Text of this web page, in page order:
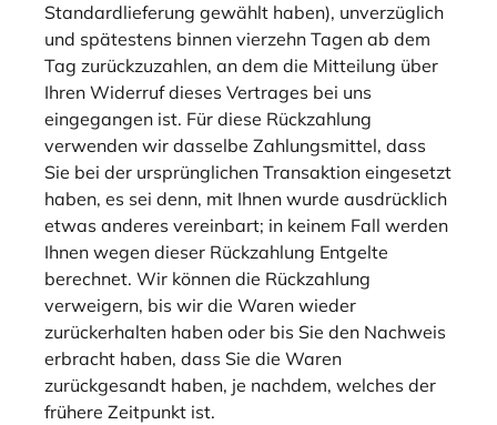
Standardlieferung gewählt haben), unverzüglich
und spätestens binnen vierzehn Tagen ab dem
Tag zurückzuzahlen, an dem die Mitteilung über
Ihren Widerruf dieses Vertrages bei uns
eingegangen ist. Für diese Rückzahlung
verwenden wir dasselbe Zahlungsmittel, dass
Sie bei der ursprünglichen Transaktion eingesetzt
haben, es sei denn, mit Ihnen wurde ausdrücklich
etwas anderes vereinbart; in keinem Fall werden
Ihnen wegen dieser Rückzahlung Entgelte
berechnet. Wir können die Rückzahlung
verweigern, bis wir die Waren wieder
zurückerhalten haben oder bis Sie den Nachweis
erbracht haben, dass Sie die Waren
zurückgesandt haben, je nachdem, welches der
frühere Zeitpunkt ist.